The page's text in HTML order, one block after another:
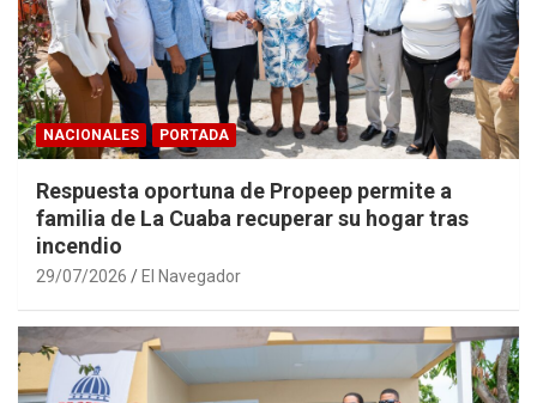
NACIONALES PORTADA
Respuesta oportuna de Propeep permite a
familia de La Cuaba recuperar su hogar tras
incendio
29/07/2026 El Navegador